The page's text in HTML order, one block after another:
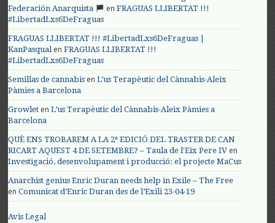
Federación Anarquista
enFRAGUAS LLIBERTAT !!!
#LibertadLxs6DeFraguas
FRAGUAS LLIBERTAT !!! #LibertadLxs6DeFraguas |
KanPasqualenFRAGUAS LLIBERTAT !!!
#LibertadLxs6DeFraguas
Semillas de cannabis enL’us Terapèutic del Cànnabis-Aleix
Pàmies a Barcelona
Growlet enL’us Terapèutic del Cànnabis-Aleix Pàmies a
Barcelona
QUÈ ENS TROBAREM A LA 2ª EDICIÓ DEL TRASTER DE CAN
RICART AQUEST 4 DE SETEMBRE? – Taula de l'Eix Pere IV en
Investigació, desenvolupament i producció: el projecte MaCus
Anarchist genius Enric Duran needs help in Exile – The Free
enComunicat d’Enric Duran des de l’Exili 23-04-19
Avis Legal